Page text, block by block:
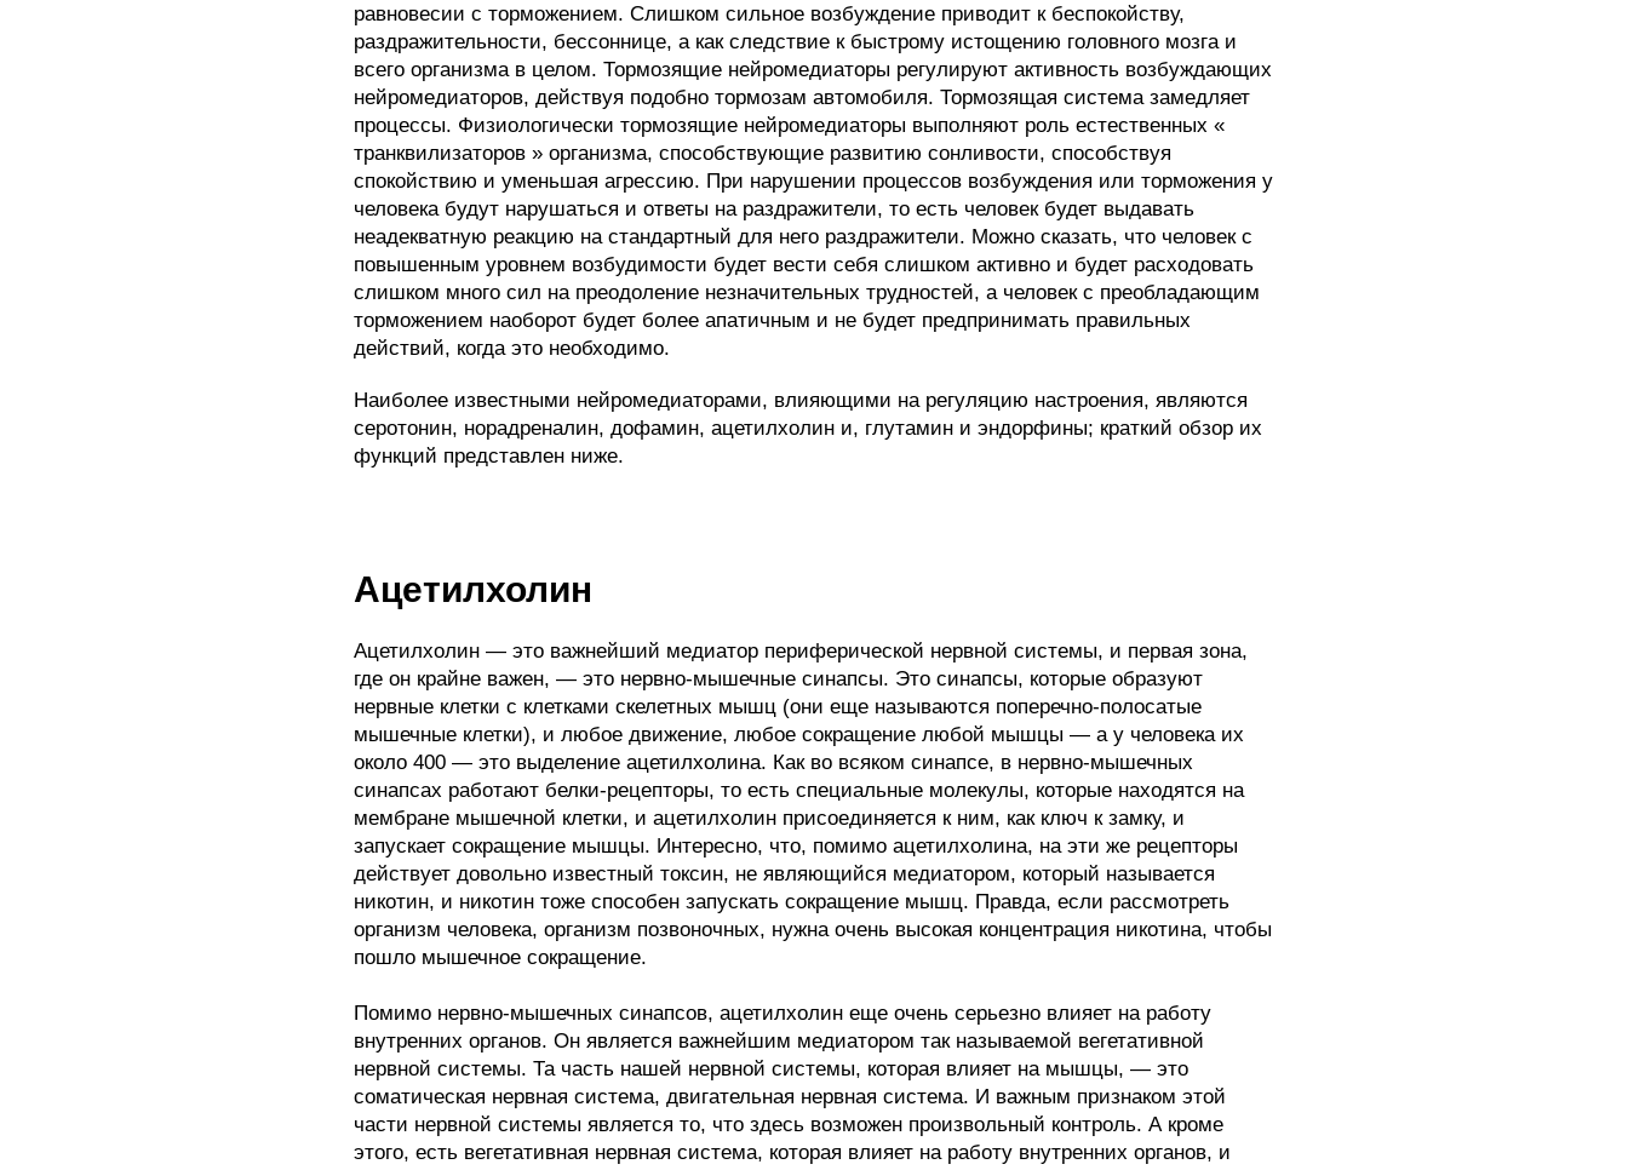
равновесии с торможением. Слишком сильное возбуждение приводит к беспокойству,
раздражительности, бессоннице, а как следствие к быстрому истощению головного мозга и
всего организма в целом. Тормозящие нейромедиаторы регулируют активность возбуждающих
нейромедиаторов, действуя подобно тормозам автомобиля. Тормозящая система замедляет
процессы. Физиологически тормозящие нейромедиаторы выполняют роль естественных «
транквилизаторов » организма, способствующие развитию сонливости, способствуя
спокойствию и уменьшая агрессию. При нарушении процессов возбуждения или торможения у
человека будут нарушаться и ответы на раздражители, то есть человек будет выдавать
неадекватную реакцию на стандартный для него раздражители. Можно сказать, что человек с
повышенным уровнем возбудимости будет вести себя слишком активно и будет расходовать
слишком много сил на преодоление незначительных трудностей, а человек с преобладающим
торможением наоборот будет более апатичным и не будет предпринимать правильных
действий, когда это необходимо.
Наиболее известными нейромедиаторами, влияющими на регуляцию настроения, являются
серотонин, норадреналин, дофамин, ацетилхолин и, глутамин и эндорфины; краткий обзор их
функций представлен ниже.
Ацетилхолин
Ацетилхолин — это важнейший медиатор периферической нервной системы, и первая зона,
где он крайне важен, — это нервно-мышечные синапсы. Это синапсы, которые образуют
нервные клетки с клетками скелетных мышц (они еще называются поперечно-полосатые
мышечные клетки), и любое движение, любое сокращение любой мышцы — а у человека их
около 400 — это выделение ацетилхолина. Как во всяком синапсе, в нервно-мышечных
синапсах работают белки-рецепторы, то есть специальные молекулы, которые находятся на
мембране мышечной клетки, и ацетилхолин присоединяется к ним, как ключ к замку, и
запускает сокращение мышцы. Интересно, что, помимо ацетилхолина, на эти же рецепторы
действует довольно известный токсин, не являющийся медиатором, который называется
никотин, и никотин тоже способен запускать сокращение мышц. Правда, если рассмотреть
организм человека, организм позвоночных, нужна очень высокая концентрация никотина, чтобы
пошло мышечное сокращение.
Помимо нервно-мышечных синапсов, ацетилхолин еще очень серьезно влияет на работу
внутренних органов. Он является важнейшим медиатором так называемой вегетативной
нервной системы. Та часть нашей нервной системы, которая влияет на мышцы, — это
соматическая нервная система, двигательная нервная система. И важным признаком этой
части нервной системы является то, что здесь возможен произвольный контроль. А кроме
этого, есть вегетативная нервная система, которая влияет на работу внутренних органов, и